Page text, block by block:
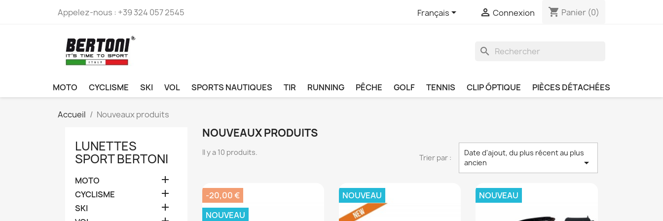
Appelez-nous : +39 324 057 2545 Français  Connexion shopping_cart Panier (0)
search
MOTO CYCLISME SKI VOL SPORTS NAUTIQUES TIR RUNNING PÊCHE GOLF TENNIS CLIP ÓPTIQUE PIÈCES DÉTACHÉES
Accueil Nouveaux produits
LUNETTES
SPORT BERTONI
MOTO 
CYCLISME 
SKI 
NOUVEAUX PRODUITS
Il y a 10 produits.
Trier par :
Date d'ajout, du plus récent au plus
ancien

-20,00 €
NOUVEAU
NOUVEAU NOUVEAU